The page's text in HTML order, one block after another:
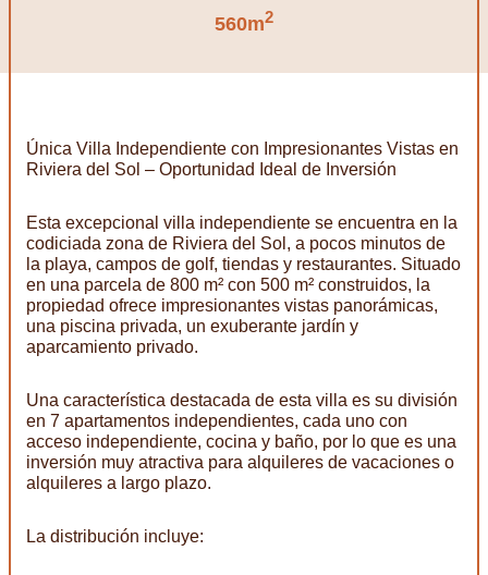
560m2
Única Villa Independiente con Impresionantes Vistas en
Riviera del Sol – Oportunidad Ideal de Inversión
Esta excepcional villa independiente se encuentra en la
codiciada zona de Riviera del Sol, a pocos minutos de
la playa, campos de golf, tiendas y restaurantes. Situado
en una parcela de 800 m² con 500 m² construidos, la
propiedad ofrece impresionantes vistas panorámicas,
una piscina privada, un exuberante jardín y
aparcamiento privado.
Una característica destacada de esta villa es su división
en 7 apartamentos independientes, cada uno con
acceso independiente, cocina y baño, por lo que es una
inversión muy atractiva para alquileres de vacaciones o
alquileres a largo plazo.
La distribución incluye: